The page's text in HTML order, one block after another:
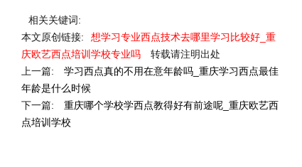
相关关键词:
本文原创链接:
想学习专业西点技术去哪里学习比较好_重
庆欧艺西点培训学校专业吗
转载请注明出处
上一篇:
学习西点真的不用在意年龄吗_重庆学习西点最佳
年龄是什么时候
下一篇:
重庆哪个学校学西点教得好有前途呢_重庆欧艺西
点培训学校